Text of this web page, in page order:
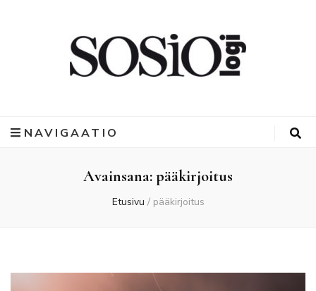
NAVIGAATIO
Avainsana:pääkirjoitus
Etusivu / pääkirjoitus